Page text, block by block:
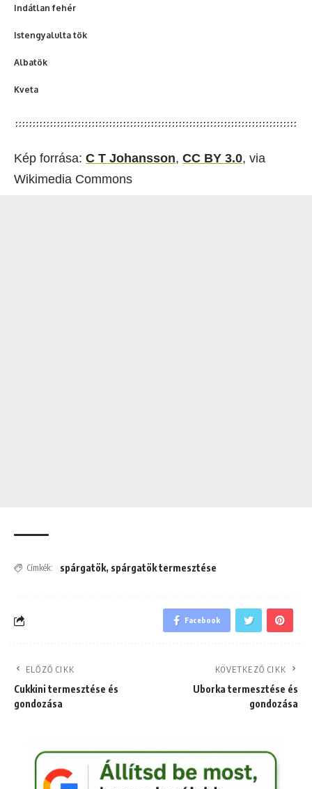
Indátlan fehér
Istengyalulta tök
Albatök
Kveta
Kép forrása: C T Johansson, CC BY 3.0, via
Wikimedia Commons
Címkék: spárgatök, spárgatök termesztése
Facebook
ELŐZŐ CIKK
Cukkini termesztése és
gondozása
KÖVETKEZŐ CIKK
Uborka termesztése és
gondozása